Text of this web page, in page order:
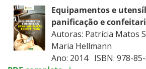
Equipamentos e
panificação e
Autoras: Patrícia Matos
Maria Hellmann
Ano: 2014 ISBN: 978-